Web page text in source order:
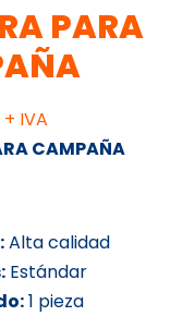
PARA
+ IVA
CAMPAÑA
Alta calidad
Estándar
1 pieza